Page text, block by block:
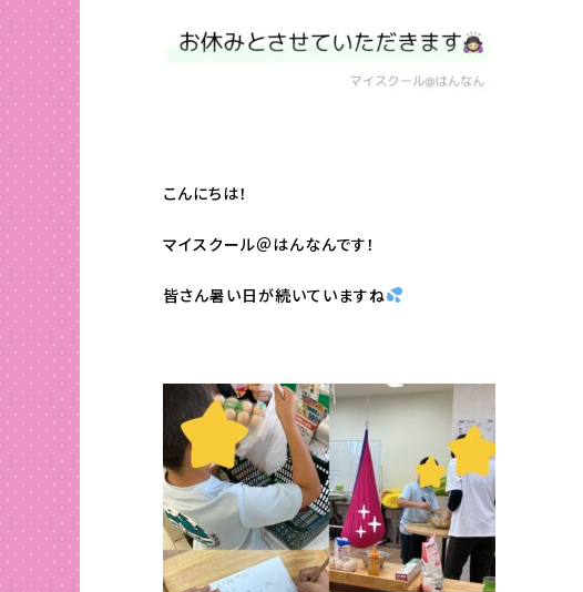
こんにちは！
マイスクール＠はんなんです！
皆さん暑い日が続いていますね